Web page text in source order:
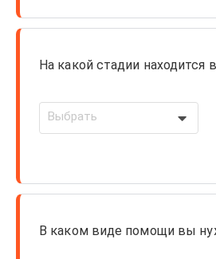
На какой стадии находится
Выбрать
В каком виде помощи вы